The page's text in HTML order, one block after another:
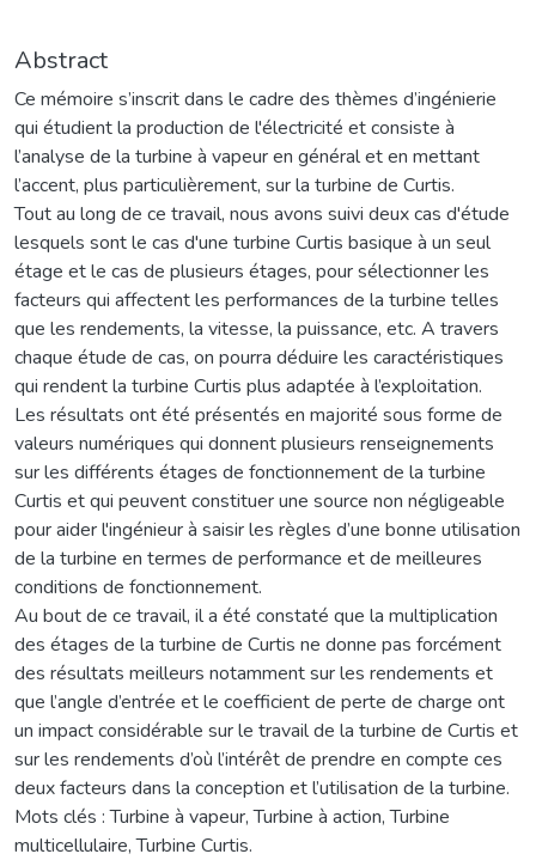
Abstract
Ce mémoire s’inscrit dans le cadre des thèmes d’ingénierie
qui étudient la production de l'électricité et consiste à
l’analyse de la turbine à vapeur en général et en mettant
l’accent, plus particulièrement, sur la turbine de Curtis.
Tout au long de ce travail, nous avons suivi deux cas d'étude
lesquels sont le cas d'une turbine Curtis basique à un seul
étage et le cas de plusieurs étages, pour sélectionner les
facteurs qui affectent les performances de la turbine telles
que les rendements, la vitesse, la puissance, etc. A travers
chaque étude de cas, on pourra déduire les caractéristiques
qui rendent la turbine Curtis plus adaptée à l’exploitation.
Les résultats ont été présentés en majorité sous forme de
valeurs numériques qui donnent plusieurs renseignements
sur les différents étages de fonctionnement de la turbine
Curtis et qui peuvent constituer une source non négligeable
pour aider l'ingénieur à saisir les règles d’une bonne utilisation
de la turbine en termes de performance et de meilleures
conditions de fonctionnement.
Au bout de ce travail, il a été constaté que la multiplication
des étages de la turbine de Curtis ne donne pas forcément
des résultats meilleurs notamment sur les rendements et
que l’angle d’entrée et le coefficient de perte de charge ont
un impact considérable sur le travail de la turbine de Curtis et
sur les rendements d’où l’intérêt de prendre en compte ces
deux facteurs dans la conception et l’utilisation de la turbine.
Mots clés : Turbine à vapeur, Turbine à action, Turbine
multicellulaire, Turbine Curtis.